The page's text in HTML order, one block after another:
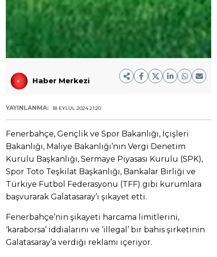
Haber Merkezi
YAYINLANMA: 18 EYLÜL 2024 21:20
Fenerbahçe, Gençlik ve Spor Bakanlığı, İçişleri
Bakanlığı, Maliye Bakanlığı’nın Vergi Denetim
Kurulu Başkanlığı, Sermaye Piyasası Kurulu (SPK),
Spor Toto Teşkilat Başkanlığı, Bankalar Birliği ve
Türkiye Futbol Federasyonu (TFF) gibi kurumlara
başvurarak Galatasaray’ı şikayet etti.
Fenerbahçe’nin şikayeti harcama limitlerini,
‘karaborsa’ iddialarını ve ‘illegal’ bir bahis şirketinin
Galatasaray’a verdiği reklamı içeriyor.